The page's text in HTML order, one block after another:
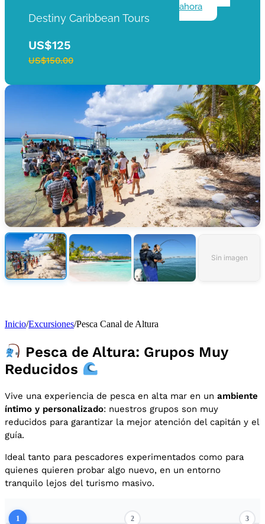
Destiny Caribbean Tours
US$125
US$150.00
ahora
Sin imagen
Inicio/Excursiones/Pesca Canal de Altura
Pesca de Altura: Grupos Muy
Reducidos
Vive una experiencia de pesca en alta mar en un ambiente
íntimo y personalizado: nuestros grupos son muy
reducidos para garantizar la mejor atención del capitán y el
guía.
Ideal tanto para pescadores experimentados como para
quienes quieren probar algo nuevo, en un entorno
tranquilo lejos del turismo masivo.
1 2 3